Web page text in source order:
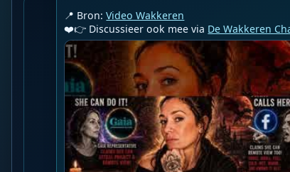
📍 Bron: Video Wakkeren
❤️👉 Discussieer ook mee via De Wakkeren